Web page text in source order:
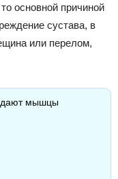
основной причиной
сустава, в
или перелом,
мышцы